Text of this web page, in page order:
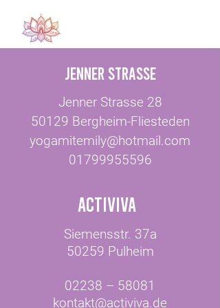
JENNER STRASSE
Jenner Strasse 28
50129 Bergheim-Fliesteden
yogamitemily@hotmail.com
01799955596
activiva
Siemensstr. 37a
50259 Pulheim
02238 – 58081
kontakt@activiva.de